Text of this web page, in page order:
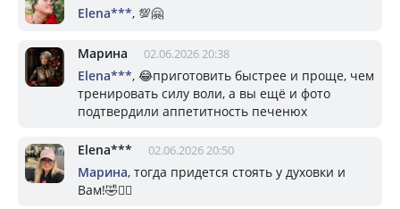
Elena***, 💯🤗
Марина 02.06.2026 20:38
Elena***, 😂приготовить быстрее и проще, чем
тренировать силу воли, а вы ещё и фото
подтвердили аппетитность печенюх
Elena*** 02.06.2026 20:50
Марина, тогда придется стоять у духовки и
Вам!🤣🤦‍♀️